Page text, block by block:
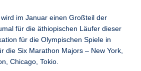
im Januar einen Großteil der
für die äthiopischen Läufer dieser
für die Olympischen Spiele in
die Six Marathon Majors – New York,
Chicago, Tokio.